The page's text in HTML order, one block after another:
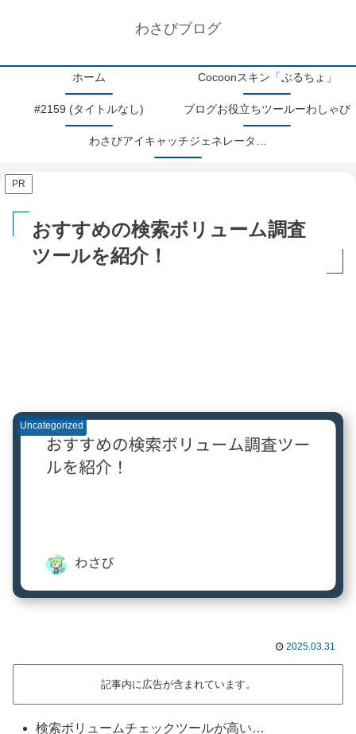
わさびブログ
ホーム Cocoonスキン「ぶるちょ」
#2159 (タイトルなし) ブログお役立ちツールーわしゃび
PR
おすすめの検索ボリューム調査
ツールを紹介！
Uncategorized
2025.03.31
記事内に広告が含まれています。
検索ボリュームチェックツールが高い…